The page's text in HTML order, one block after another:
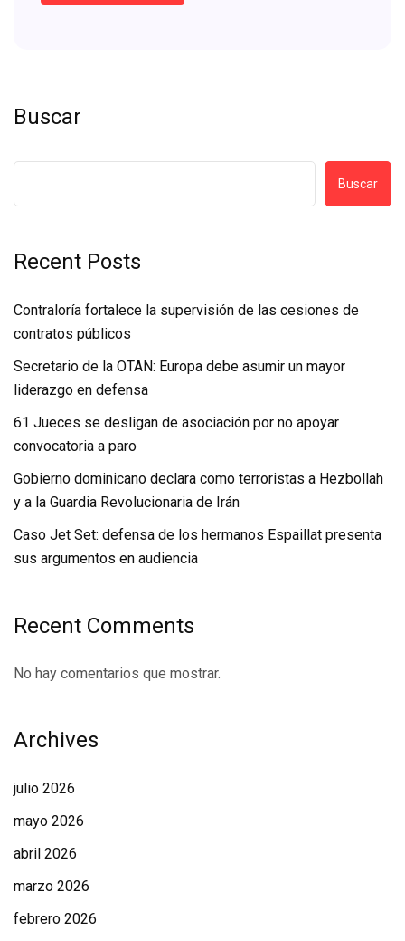
Buscar
Buscar
Recent Posts
Contraloría fortalece la supervisión de las cesiones de
contratos públicos
Secretario de la OTAN: Europa debe asumir un mayor
liderazgo en defensa
61 Jueces se desligan de asociación por no apoyar
convocatoria a paro
Gobierno dominicano declara como terroristas a Hezbollah
y a la Guardia Revolucionaria de Irán
Caso Jet Set: defensa de los hermanos Espaillat presenta
sus argumentos en audiencia
Recent Comments
No hay comentarios que mostrar.
Archives
julio 2026
mayo 2026
abril 2026
marzo 2026
febrero 2026